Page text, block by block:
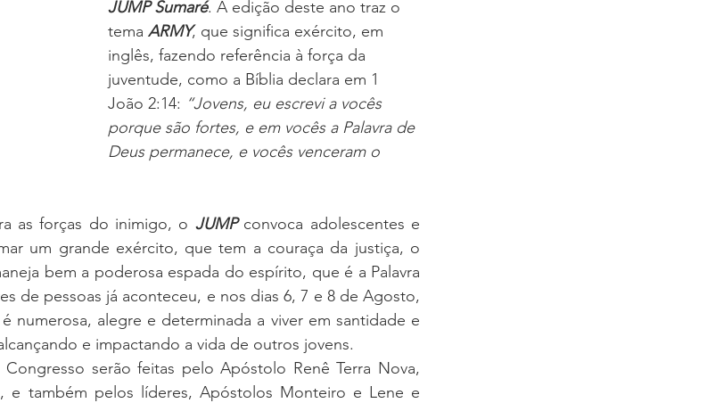
JUMP SUMARÉ 2022 JUMP SUMARÉ MULHERES
DOUTRINA CONSOLIDAÇÃO COBLAP
HOMENS MULHERES E CASAIS
JUMP Sumaré. A edição deste ano traz o
tema ARMY, que significa exército, em
inglês, fazendo referência à força da
juventude, como a Bíblia declara em 1
João 2:14: “Jovens, eu escrevi a vocês
porque são fortes, e em vocês a Palavra de
Deus permanece, e vocês venceram o
as forças do inimigo, o JUMP convoca adolescentes e
um grande exército, que tem a couraça da justiça, o
bem a poderosa espada do espírito, que é a Palavra
de pessoas já aconteceu, e nos dias 6, 7 e 8 de Agosto,
numerosa, alegre e determinada a viver em santidade e
e impactando a vida de outros jovens.
serão feitas pelo Apóstolo Renê Terra Nova,
e também pelos líderes, Apóstolos Monteiro e Lene e